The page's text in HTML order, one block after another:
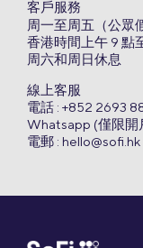
客戶服務
周一至周五（公眾
香港時間上午 9 點
周六和周日休息
線上客服
電話 : +852 2693
Whatsapp (僅限開
電郵 : hello@sofi.hk